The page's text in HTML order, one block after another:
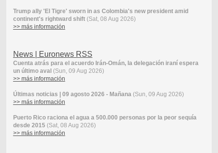
Trump ally 'El Tigre' sworn in as Colombia's new president amid
continent's rightward shift(Sat, 08 Aug 2026)
>> más información
News | Euronews RSS
Cuenta atrás para el acuerdo Irán-Omán, la delegación iraní espera
un último aval (Sun, 09 Aug 2026)
>> más información
Últimas noticias | 09 agosto 2026 - Mañana(Sun, 09 Aug 2026)
>> más información
Puerto Rico raciona el agua a 500.000 personas por la peor sequía
desde 2015(Sat, 08 Aug 2026)
>> más información